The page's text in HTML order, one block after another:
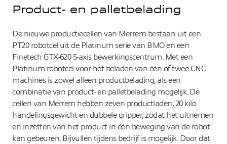
Product- en palletbelading
De nieuwe productiecellen van Merrem bestaan uit een
PT20 robotcel uit de Platinum serie van BMO en een
Finetech GTX-620 5-axis bewerkingscentrum. Met een
Platinum robotcel voor het beladen van één of twee CNC
machines is zowel alleen productbelading, als een
combinatie van product- en palletbelading mogelijk. De
cellen van Merrem hebben zeven productladen, 20 kilo
handelingsgewicht en dubbele gripper, zodat het uitnemen
en inzetten van het product in één beweging van de robot
kan gebeuren. Bijvullen tijdens bedrijf is mogelijk. Door dat